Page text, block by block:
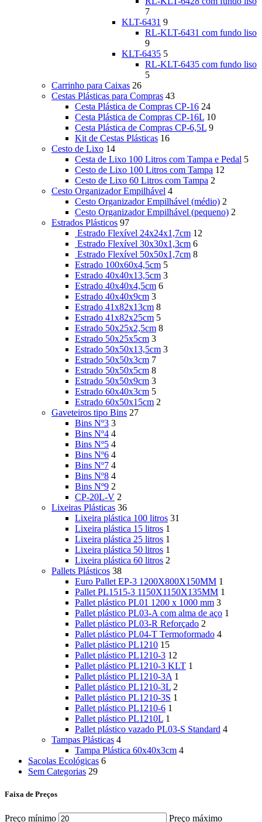
7
KLT-6431 9
RL-KLT-6431 com fundo liso
9
KLT-6435 5
RL-KLT-6435 com fundo liso
5
Carrinho para Caixas 26
Cestas Plásticas para Compras 43
Cesta Plástica de Compras CP-16 24
Cesta Plástica de Compras CP-16L 10
Cesta Plástica de Compras CP-6,5L 9
Kit de Cestas Plásticas 16
Cesto de Lixo 14
Cesta de Lixo 100 Litros com Tampa e Pedal 5
Cesto de Lixo 100 Litros com Tampa 12
Cesto de Lixo 60 Litros com Tampa 2
Cesto Organizador Empilhável 4
Cesto Organizador Empilhável (médio) 2
Cesto Organizador Empilhável (pequeno) 2
Estrados Plásticos 97
Estrado Flexível 24x24x1,7cm 12
Estrado Flexível 30x30x1,3cm 6
Estrado Flexível 50x50x1,7cm 8
Estrado 100x60x4,5cm 5
Estrado 40x40x13,5cm 3
Estrado 40x40x4,5cm 6
Estrado 40x40x9cm 3
Estrado 41x82x13cm 8
Estrado 41x82x25cm 5
Estrado 50x25x2,5cm 8
Estrado 50x25x5cm 3
Estrado 50x50x13,5cm 3
Estrado 50x50x3cm 7
Estrado 50x50x5cm 8
Estrado 50x50x9cm 3
Estrado 60x40x3cm 5
Estrado 60x50x15cm 2
Gaveteiros tipo Bins 27
Bins Nº3 3
Bins Nº4 4
Bins Nº5 4
Bins Nº6 4
Bins Nº7 4
Bins Nº8 4
Bins Nº9 2
CP-20L-V 2
Lixeiras Plásticas 36
Lixeira plástica 100 litros 31
Lixeira plástica 15 litros 1
Lixeira plástica 25 litros 1
Lixeira plástica 50 litros 1
Lixeira plástica 60 litros 2
Pallets Plásticos 38
Euro Pallet EP-3 1200X800X150MM 1
Pallet PL1515-3 1150X1150X135MM 1
Pallet plástico PL01 1200 x 1000 mm 3
Pallet plástico PL03-A com alma de aço 1
Pallet plástico PL03-R Reforçado 2
Pallet plástico PL04-T Termoformado 4
Pallet plástico PL1210 15
Pallet plástico PL1210-3 12
Pallet plástico PL1210-3 KLT 1
Pallet plástico PL1210-3A 1
Pallet plástico PL1210-3L 2
Pallet plástico PL1210-3S 1
Pallet plástico PL1210-6 1
Pallet plástico PL1210L 1
Pallet plástico vazado PL03-S Standard 4
Tampas Plásticas 4
Tampa Plástica 60x40x3cm 4
Sacolas Ecológicas 6
Sem Categorias 29
Faixa de Preços
Preço mínimo Preço máximo